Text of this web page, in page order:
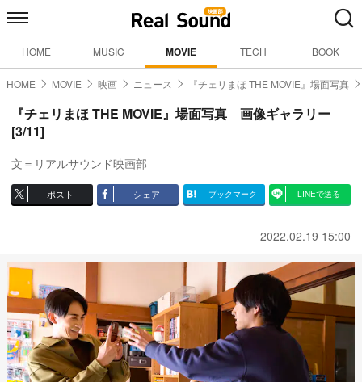
HOME MUSIC MOVIE TECH BOOK
HOME MOVIE 映画 ニュース 『チェリまほ THE MOVIE』場面写真
『チェリまほ THE MOVIE』場面写真 画像ギャラリー
[3/11]
文＝リアルサウンド映画部
ポスト シェア ブックマーク LINEで送る
2022.02.19 15:00